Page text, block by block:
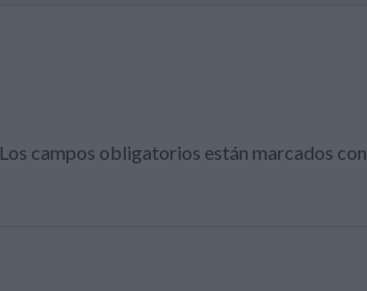
Los campos obligatorios están marcados con